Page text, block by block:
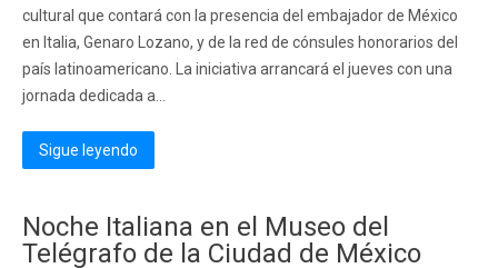
cultural que contará con la presencia del embajador de México
en Italia, Genaro Lozano, y de la red de cónsules honorarios del
país latinoamericano. La iniciativa arrancará el jueves con una
jornada dedicada a...
Sigue leyendo
Noche Italiana en el Museo del
Telégrafo de la Ciudad de México